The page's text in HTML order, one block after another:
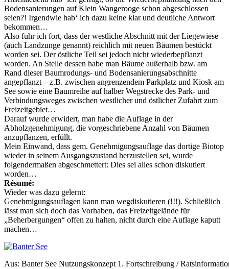
Bodensanierungen auf Klein Wangerooge schon abgeschlossen
seien?! Irgendwie hab‘ ich dazu keine klar und deutliche Antwort
bekommen…
Also fuhr ich fort, dass der westliche Abschnitt mit der Liegewiese
(auch Landzunge genannt) reichlich mit neuen Bäumen bestückt
worden sei. Der östliche Teil sei jedoch nicht wiederbepflanzt
worden. An Stelle dessen habe man Bäume außerhalb bzw. am
Rand dieser Baumrodungs- und Bodensanierungsabschnitte
angepflanzt – z.B. zwischen angrenzendem Parkplatz und Kiosk am
See sowie eine Baumreihe auf halber Wegstrecke des Park- und
Verbindungsweges zwischen westlicher und östlicher Zufahrt zum
Freizeitgebiet…
Darauf wurde erwidert, man habe die Auflage in der
Abholzgenehmigung, die vorgeschriebene Anzahl von Bäumen
anzupflanzen, erfüllt.
Mein Einwand, dass gem. Genehmigungsauflage das dortige Biotop
wieder in seinem Ausgangszustand herzustellen sei, wurde
folgendermaßen abgeschmettert: Dies sei alles schon diskutiert
worden…
Résumé:
Wieder was dazu gelernt:
Genehmigungsauflagen kann man wegdiskutieren (!!!). Schließlich
lässt man sich doch das Vorhaben, das Freizeitgelände für
„Beherbergungen“ offen zu halten, nicht durch eine Auflage kaputt
machen…
Aus: Banter See Nutzungskonzept 1. Fortschreibung /